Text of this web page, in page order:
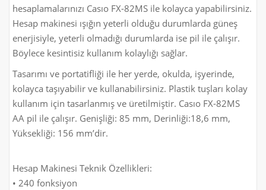
hesaplamalarınızı Casıo FX-82MS ile kolayca yapabilirsiniz.
Hesap makinesi ışığın yeterli olduğu durumlarda güneş
enerjisiyle, yeterli olmadığı durumlarda ise pil ile çalışır.
Böylece kesintisiz kullanım kolaylığı sağlar.
Tasarımı ve portatifliği ile her yerde, okulda, işyerinde,
kolayca taşıyabilir ve kullanabilirsiniz. Plastik tuşları kolay
kullanım için tasarlanmış ve üretilmiştir. Casıo FX-82MS
AA pil ile çalışır. Genişliği: 85 mm, Derinliği:18,6 mm,
Yüksekliği: 156 mm’dir.
Hesap Makinesi Teknik Özellikleri:
• 240 fonksiyon